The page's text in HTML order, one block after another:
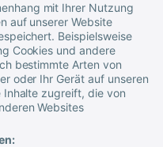
mit Ihrer Nutzung
auf unserer Website
Beispielsweise
Cookies und andere
bestimmte Arten von
oder Ihr Gerät auf unseren
Inhalte zugreift, die von
Websites